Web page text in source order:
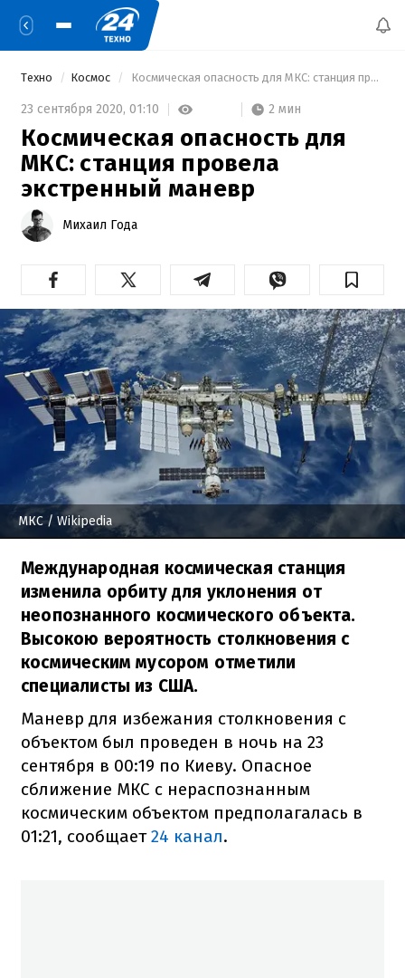
Техно Космос Космическая опасность для МКС: станция провела экстренный маневр
23 сентября 2020, 01:10 2 мин
Космическая опасность для
МКС: станция провела
экстренный маневр
Михаил Года
МКС/ Wikipedia
Международная космическая станция
изменила орбиту для уклонения от
неопознанного космического объекта.
Высокою вероятность столкновения с
космическим мусором отметили
специалисты из США.
Маневр для избежания столкновения с
объектом был проведен в ночь на 23
сентября в 00:19 по Киеву. Опасное
сближение МКС с нераспознанным
космическим объектом предполагалась в
01:21, сообщает24 канал.